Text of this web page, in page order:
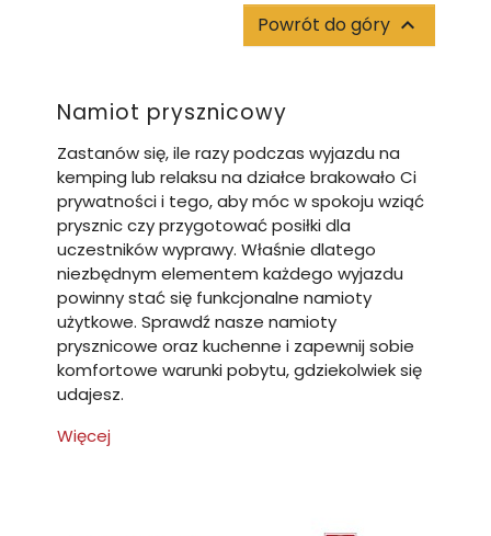
Powrót do góry 
Namiot prysznicowy
Zastanów się, ile razy podczas wyjazdu na
kemping lub relaksu na działce brakowało Ci
prywatności i tego, aby móc w spokoju wziąć
prysznic czy przygotować posiłki dla
uczestników wyprawy. Właśnie dlatego
niezbędnym elementem każdego wyjazdu
powinny stać się funkcjonalne namioty
użytkowe. Sprawdź nasze namioty
prysznicowe oraz kuchenne i zapewnij sobie
komfortowe warunki pobytu, gdziekolwiek się
udajesz.
Więcej